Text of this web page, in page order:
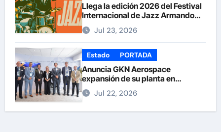
Llega la edición 2026 del Festival
Internacional de Jazz Armando
Nuñez
Jul 23, 2026
Estado PORTADA
Anuncia GKN Aerospace
expansión de su planta en
Chihuahua
Jul 22, 2026